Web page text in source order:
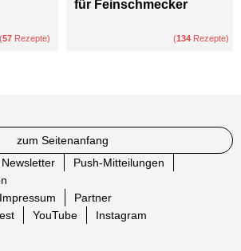
(57 Rezepte)
für Feinschmecker
(134 Rezepte)
zum Seitenanfang
Newsletter
Push-Mitteilungen
Impressum
Partner
YouTube Instagram